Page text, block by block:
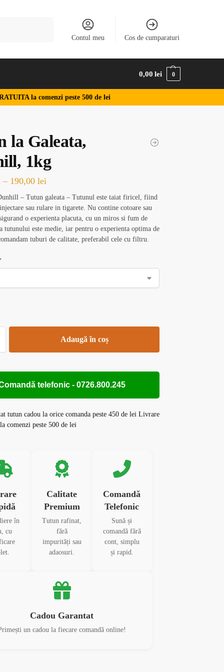
Contul meu Cos de cumparaturi
0,00lei 0
la comenzi peste 500 de lei
la Galeata,
1kg
– 190,00lei
– Tutun galeata – Tutunul este taiat firicel, fiind
sau rulare in tigarete. Nu contine cotoare sau
o experienta placuta, cu un miros si fum de
tutunului este medie, iar pentru o experienta optima de
tuburi de calitate, preferabil cele cu filtru.
Adaugă în coș
telefonic - 0726.800.245
tutun cadou la orice comanda peste 450 de lei Livrare
comenzi peste 500 de lei
în
cu
Calitate
Premium
Tutun rafinat,
fără
impurități sau
adaosuri.
Comandă
Telefonic
Sună și
comandă fără
cont, simplu
și rapid.
Cadou Garantat
un cadou la fiecare comandă online!